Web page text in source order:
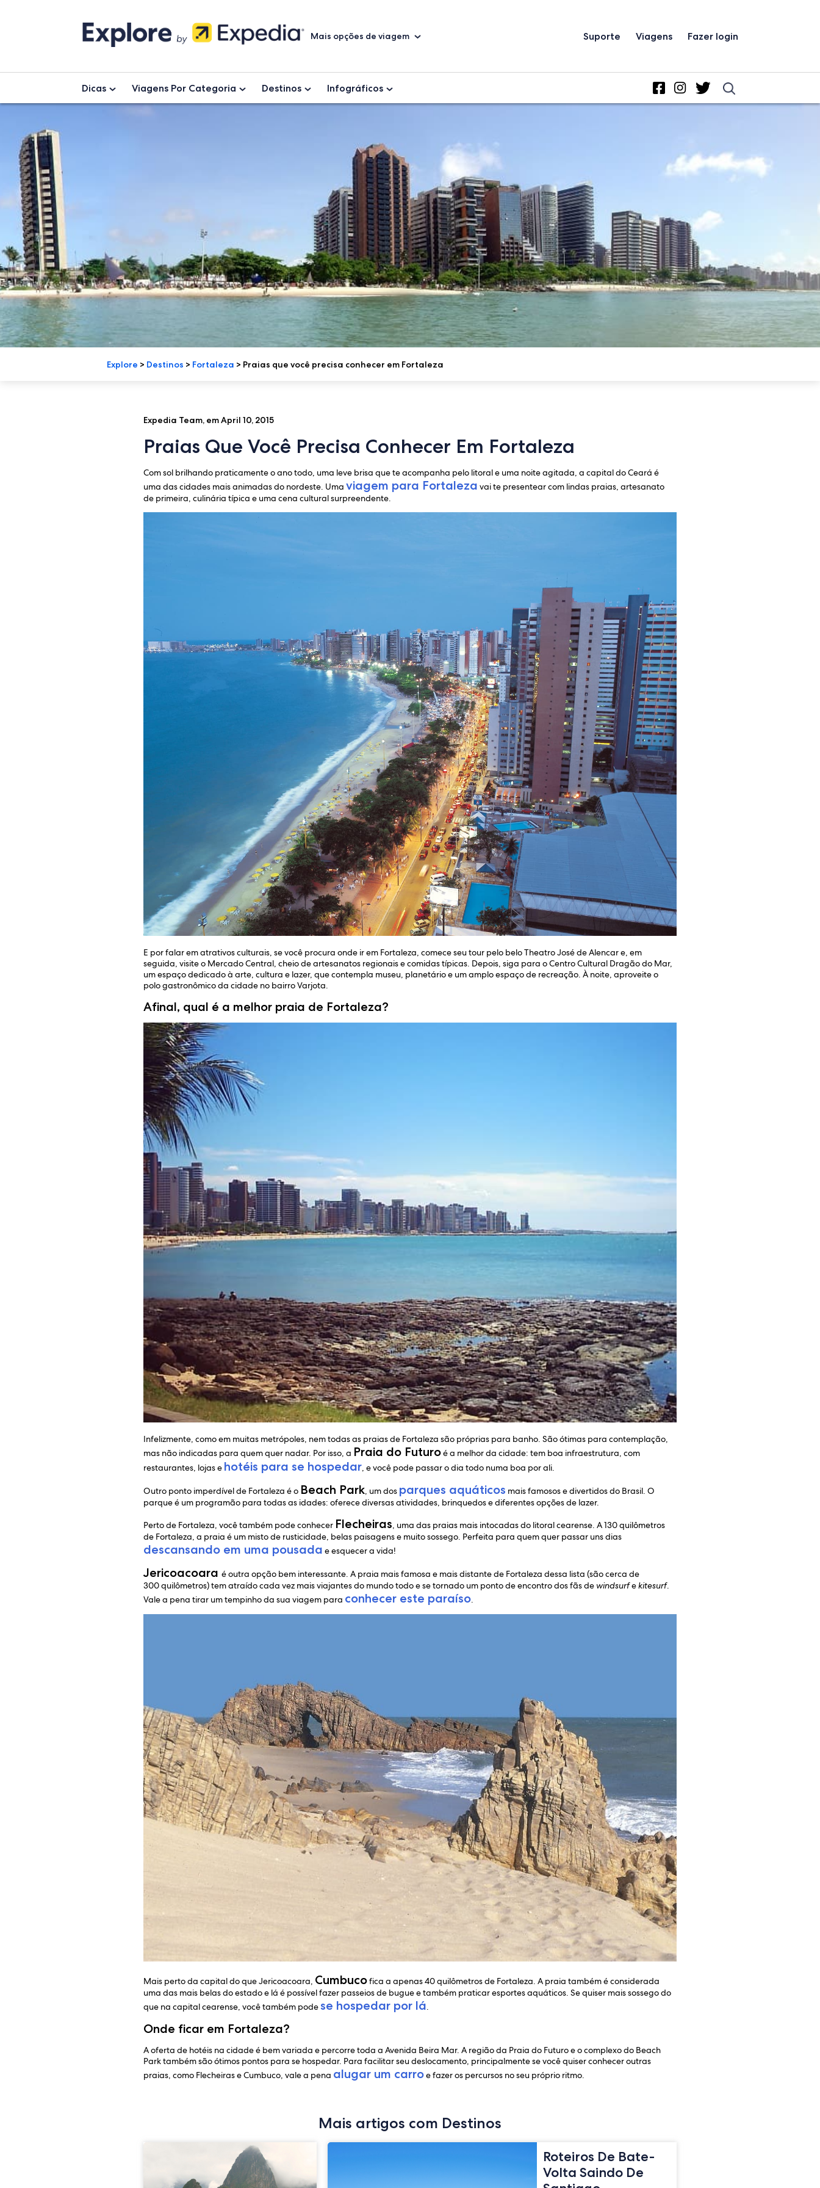
Mais opções de viagem Suporte Viagens Fazer login
Dicas Viagens Por Categoria Destinos Infográficos
Explore > Destinos > Fortaleza > Praias que você precisa conhecer em Fortaleza
Expedia Team, em April 10, 2015
Praias Que Você Precisa Conhecer Em Fortaleza
Com sol brilhando praticamente o ano todo, uma leve brisa que te acompanha pelo litoral e uma noite agitada, a capital do Ceará é
uma das cidades mais animadas do nordeste. Umaviagem para Fortaleza vai te presentear com lindas praias, artesanato
de primeira, culinária típica e uma cena cultural surpreendente.
E por falar em atrativos culturais, se você procura onde ir em Fortaleza, comece seu tour pelo belo Theatro José de Alencar e, em
seguida, visite o Mercado Central, cheio de artesanatos regionais e comidas típicas. Depois, siga para o Centro Cultural Dragão do Mar,
um espaço dedicado à arte, cultura e lazer, que contempla museu, planetário e um amplo espaço de recreação. À noite, aproveite o
polo gastronômico da cidade no bairro Varjota.
Afinal, qual é a melhor praia de Fortaleza?
Infelizmente, como em muitas metrópoles, nem todas as praias de Fortaleza são próprias para banho. São ótimas para contemplação,
mas não indicadas para quem quer nadar. Por isso, a Praia do Futuroé a melhor da cidade: tem boa infraestrutura, com
restaurantes, lojas e hotéis para se hospedar, e você pode passar o dia todo numa boa por ali.
Outro ponto imperdível de Fortaleza é o Beach Park, um dos parques aquáticos mais famosos e divertidos do Brasil. O
parque é um programão para todas as idades: oferece diversas atividades, brinquedos e diferentes opções de lazer.
Perto de Fortaleza, você também pode conhecer Flecheiras, uma das praias mais intocadas do litoral cearense. A 130 quilômetros
de Fortaleza, a praia é um misto de rusticidade, belas paisagens e muito sossego. Perfeita para quem quer passar uns dias
descansando em uma pousada e esquecer a vida!
Jericoacoaraé outra opção bem interessante. A praia mais famosa e mais distante de Fortaleza dessa lista (são cerca de
300 quilômetros) tem atraído cada vez mais viajantes do mundo todo e se tornado um ponto de encontro dos fãs de windsurfekitesurf.
Vale a pena tirar um tempinho da sua viagem para conhecer este paraíso.
Mais perto da capital do que Jericoacoara, Cumbucofica a apenas 40 quilômetros de Fortaleza. A praia também é considerada
uma das mais belas do estado e lá é possível fazer passeios de bugue e também praticar esportes aquáticos. Se quiser mais sossego do
que na capital cearense, você também podese hospedar por lá.
Onde ficar em Fortaleza?
A oferta de hotéis na cidade é bem variada e percorre toda a Avenida Beira Mar. A região da Praia do Futuro e o complexo do Beach
Park também são ótimos pontos para se hospedar. Para facilitar seu deslocamento, principalmente se você quiser conhecer outras
praias, como Flecheiras e Cumbuco, vale a pena alugar um carroe fazer os percursos no seu próprio ritmo.
Mais artigos com Destinos
Roteiros De Bate-
Volta Saindo De